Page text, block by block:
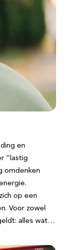
en
“lastig
omdenken
op een
Voor zowel
alles wat…